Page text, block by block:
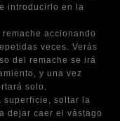
introducirlo en la
accionando
veces. Verás
del remache se irá
y una vez
solo.
superficie, soltar la
dejar caer el vástago